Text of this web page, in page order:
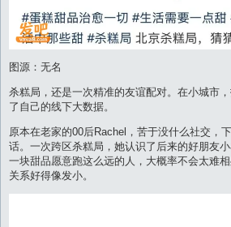
图源：无名
杀糕局，还是一次精准的友谊配对。在小城市
了自己的线下大数据。
原本在老家的00后Rachel，苦于没什么社交，
话。一次跨区杀糕局，她认识了后来的好朋友
一块甜品愿意跑这么远的人，大概率不会太难相
关系好得像发小。